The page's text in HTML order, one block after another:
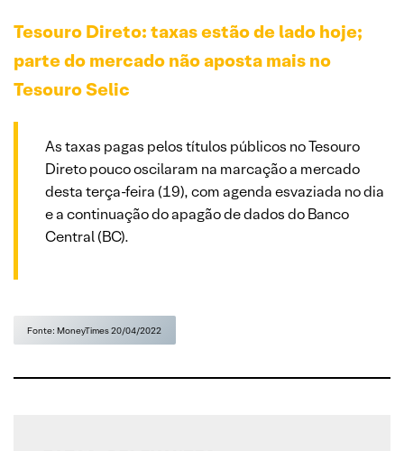
Tesouro Direto: taxas estão de lado hoje;
parte do mercado não aposta mais no
Tesouro Selic
As taxas pagas pelos títulos públicos no Tesouro
Direto pouco oscilaram na marcação a mercado
desta terça-feira (19), com agenda esvaziada no dia
e a continuação do apagão de dados do Banco
Central (BC).
Fonte: MoneyTimes 20/04/2022